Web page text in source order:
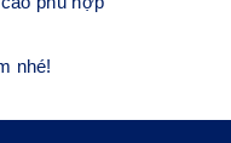
nhé!